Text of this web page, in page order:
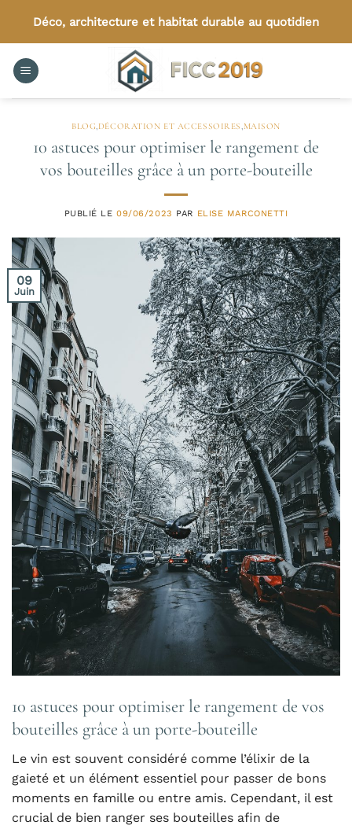
contenu
Déco, architecture et habitat durable au quotidien
BLOG,DÉCORATION ET ACCESSOIRES,MAISON
10 astuces pour optimiser le rangement de
vos bouteilles grâce à un porte-bouteille
PUBLIÉ LE09/06/2023 PAR ELISE MARCONETTI
09
Juin
10 astuces pour optimiser le rangement de vos
bouteilles grâce à un porte-bouteille
Le vin est souvent considéré comme l’élixir de la
gaieté et un élément essentiel pour passer de bons
moments en famille ou entre amis. Cependant, il est
crucial de bien ranger ses bouteilles afin de